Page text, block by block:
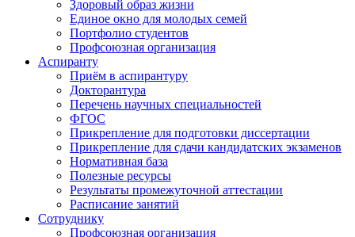
Здоровый образ жизни
Единое окно для молодых семей
Портфолио студентов
Профсоюзная организация
Аспиранту
Приём в аспирантуру
Докторантура
Перечень научных специальностей
ФГОС
Прикрепление для подготовки диссертации
Прикрепление для сдачи кандидатских экзаменов
Нормативная база
Полезные ресурсы
Результаты промежуточной аттестации
Расписание занятий
Сотруднику
Профсоюзная организация